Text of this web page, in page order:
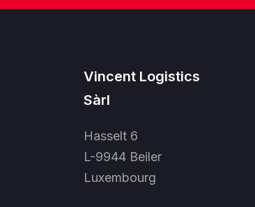
Vincent Logistics
Sàrl
Hasselt 6
L-9944 Beiler
Luxembourg